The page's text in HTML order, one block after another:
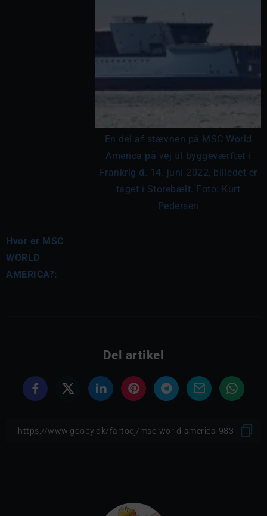
En del af stævnen på MSC World
America på vej til byggeværftet i
Frankrig d. 14. juni 2022, billedet er
taget i Storebælt. Foto: Kurt
Pedersen
Hvor er MSC
WORLD
AMERICA?:
Del artikel